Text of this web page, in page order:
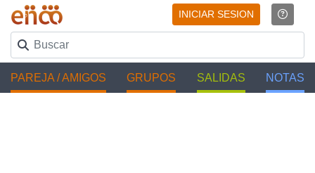
INICIAR SESION
PAREJA / AMIGOS GRUPOS SALIDAS NOTAS